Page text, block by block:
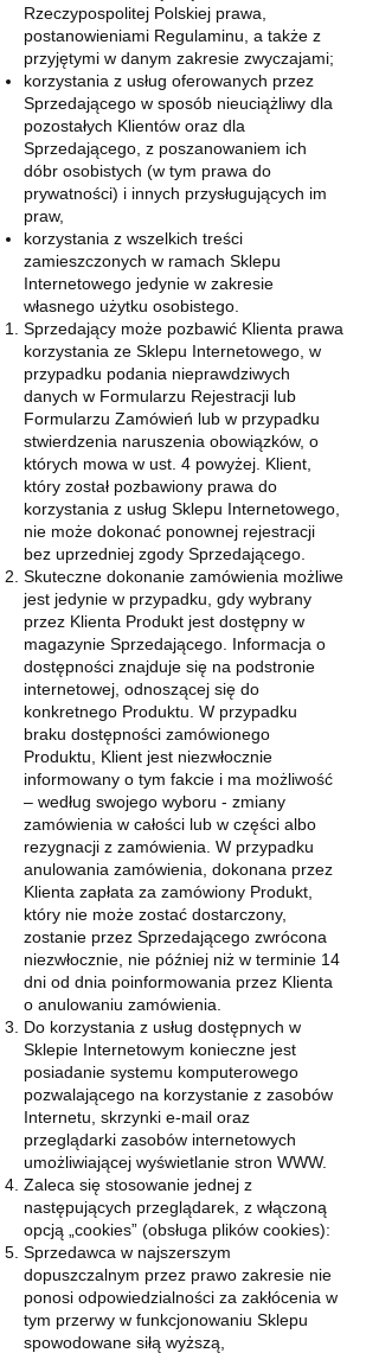
Rzeczypospolitej Polskiej prawa,
postanowieniami Regulaminu, a także z
przyjętymi w danym zakresie zwyczajami;
korzystania z usług oferowanych przez
Sprzedającego w sposób nieuciążliwy dla
pozostałych Klientów oraz dla
Sprzedającego, z poszanowaniem ich
dóbr osobistych (w tym prawa do
prywatności) i innych przysługujących im
praw,
korzystania z wszelkich treści
zamieszczonych w ramach Sklepu
Internetowego jedynie w zakresie
własnego użytku osobistego.
Sprzedający może pozbawić Klienta prawa
korzystania ze Sklepu Internetowego, w
przypadku podania nieprawdziwych
danych w Formularzu Rejestracji lub
Formularzu Zamówień lub w przypadku
stwierdzenia naruszenia obowiązków, o
których mowa w ust. 4 powyżej. Klient,
który został pozbawiony prawa do
korzystania z usług Sklepu Internetowego,
nie może dokonać ponownej rejestracji
bez uprzedniej zgody Sprzedającego.
Skuteczne dokonanie zamówienia możliwe
jest jedynie w przypadku, gdy wybrany
przez Klienta Produkt jest dostępny w
magazynie Sprzedającego. Informacja o
dostępności znajduje się na podstronie
internetowej, odnoszącej się do
konkretnego Produktu. W przypadku
braku dostępności zamówionego
Produktu, Klient jest niezwłocznie
informowany o tym fakcie i ma możliwość
– według swojego wyboru - zmiany
zamówienia w całości lub w części albo
rezygnacji z zamówienia. W przypadku
anulowania zamówienia, dokonana przez
Klienta zapłata za zamówiony Produkt,
który nie może zostać dostarczony,
zostanie przez Sprzedającego zwrócona
niezwłocznie, nie później niż w terminie 14
dni od dnia poinformowania przez Klienta
o anulowaniu zamówienia.
Do korzystania z usług dostępnych w
Sklepie Internetowym konieczne jest
posiadanie systemu komputerowego
pozwalającego na korzystanie z zasobów
Internetu, skrzynki e-mail oraz
przeglądarki zasobów internetowych
umożliwiającej wyświetlanie stron WWW.
Zaleca się stosowanie jednej z
następujących przeglądarek, z włączoną
opcją „cookies” (obsługa plików cookies):
Sprzedawca w najszerszym
dopuszczalnym przez prawo zakresie nie
ponosi odpowiedzialności za zakłócenia w
tym przerwy w funkcjonowaniu Sklepu
spowodowane siłą wyższą,